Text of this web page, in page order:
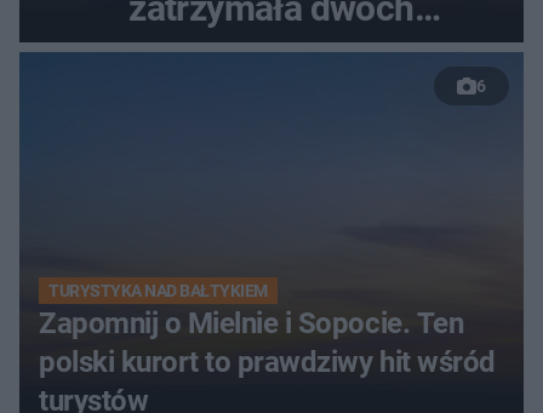
nastolatków
6
TURYSTYKA NAD BAŁTYKIEM
Zapomnij o Mielnie i Sopocie. Ten
polski kurort to prawdziwy hit wśród
turystów